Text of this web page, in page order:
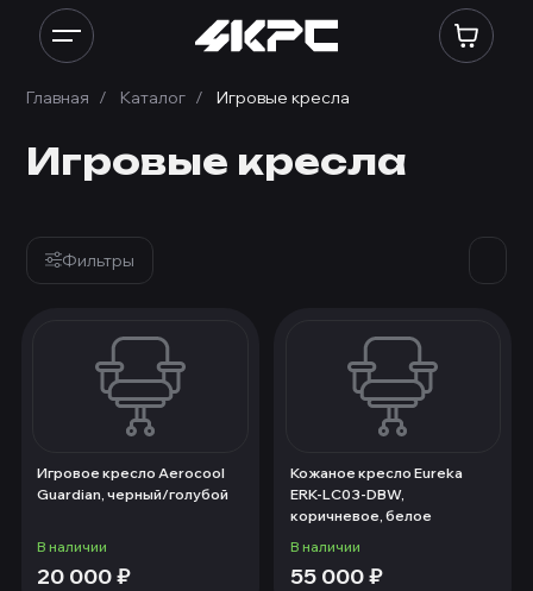
Главная Каталог Игровые кресла
Игровые кресла
Фильтры
Игровое кресло Aerocool
Guardian, черный/голубой
В наличии
20 000₽
Кожаное кресло Eureka
ERK-LC03-DBW,
коричневое, белое
В наличии
55 000₽